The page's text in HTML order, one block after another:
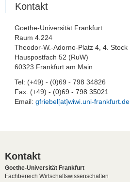
Kontakt
Goethe-Universität Frankfurt
Raum 4.224
Theodor-W.-Adorno-Platz 4, 4. Stock
Hauspostfach 52 (RuW)
60323 Frankfurt am Main
Tel: (+49) - (0)69 - 798 34826
Fax: (+49) - (0)69 - 798 35021
Email: gfriebel[at]wiwi.uni-frankfurt.de
Kontakt
Goethe-Universität Frankfurt
Fachbereich Wirtschaftswissenschaften